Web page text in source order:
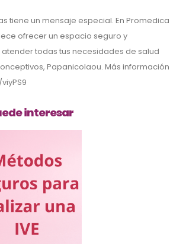
tiene un mensaje especial. En Promedica
ofrecer un espacio seguro y
todas tus necesidades de salud
Papanicolaou. Más información
interesar